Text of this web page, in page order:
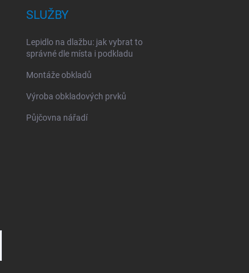
SLUŽBY
Lepidlo na dlažbu: jak vybrat to
správné dle místa i podkladu
Montáže obkladů
Výroba obkladových prvků
Půjčovna nářadí